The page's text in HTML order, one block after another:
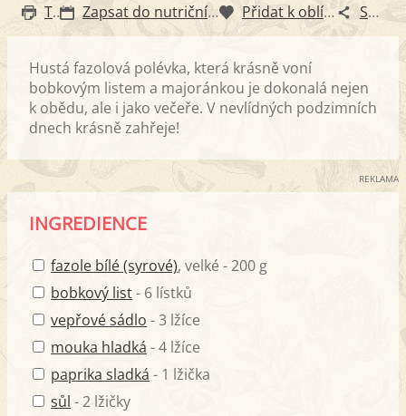
Tisk Zapsat do nutričního diáře Přidat k oblíbeným Sdílet
Hustá fazolová polévka, která krásně voní
bobkovým listem a majoránkou je dokonalá nejen
k obědu, ale i jako večeře. V nevlídných podzimních
dnech krásně zahřeje!
REKLAMA
INGREDIENCE
fazole bílé (syrové), velké - 200 g
bobkový list- 6 lístků
vepřové sádlo - 3 lžíce
mouka hladká - 4 lžíce
paprika sladká - 1 lžička
sůl - 2 lžičky